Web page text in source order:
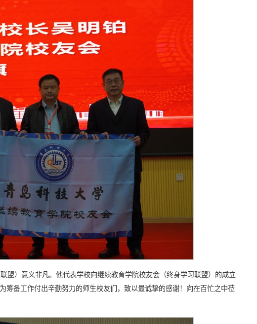
盟）意义非凡。他代表学校向继续教育学院校友会（终身学习联盟）的成立
备工作付出辛勤努力的师生校友们，致以最诚挚的感谢！向在百忙之中莅